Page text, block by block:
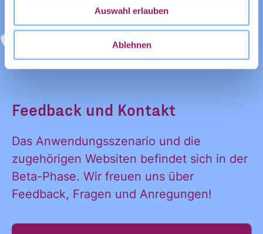
Auswahl erlauben
Ablehnen
Feedback und Kontakt
Das Anwendungsszenario und die
zugehörigen Websiten befindet sich in der
Beta-Phase. Wir freuen uns über
Feedback, Fragen und Anregungen!
Einwilligung
*
Ja, ich möchte den Newsletter
des Civic Data Lab per E-Mail
erhalten. Diese Einwilligung
kann ich jederzeit widerrufen.
Ich habe die Hinweise zum
Widerruf und der Verarbeitung